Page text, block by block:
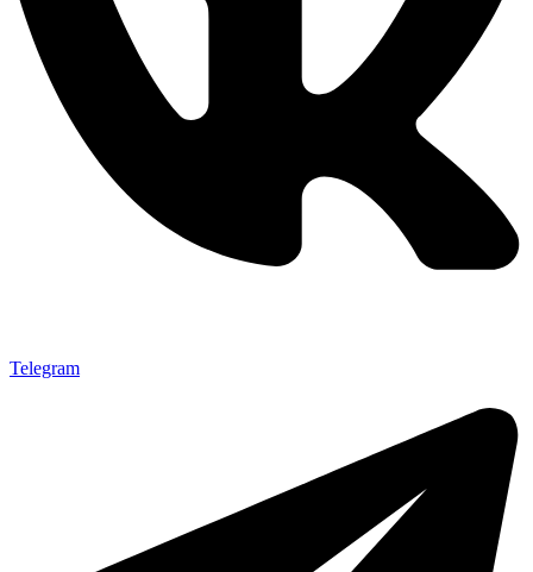
Telegram